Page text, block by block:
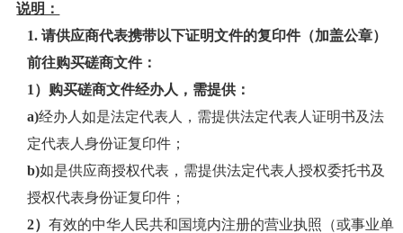
说明：
1. 请供应商代表携带以下证明文件的复印件（加盖公章）
前往购买磋商文件：
1）购买磋商文件经办人，需提供：
a)经办人如是法定代表人，需提供法定代表人证明书及法
定代表人身份证复印件；
b)如是供应商授权代表，需提供法定代表人授权委托书及
授权代表身份证复印件；
2） 有效的中华人民共和国境内注册的营业执照（或事业单